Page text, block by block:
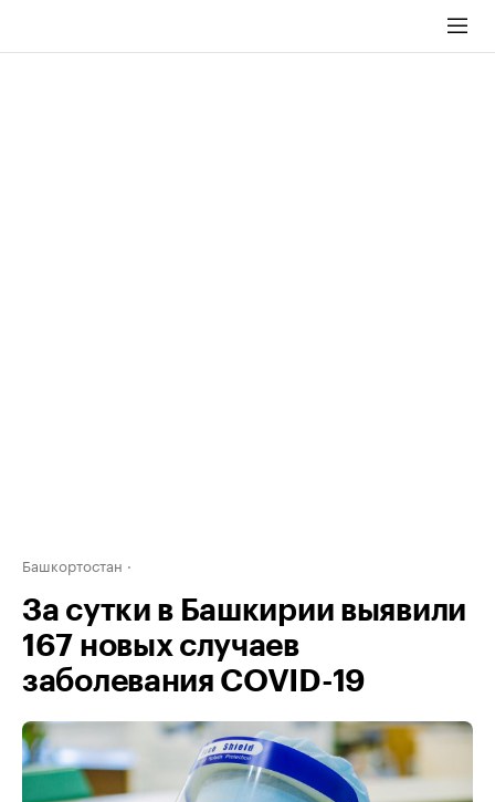
Башкортостан
За сутки в Башкирии выявили
167 новых случаев
заболевания COVID-19